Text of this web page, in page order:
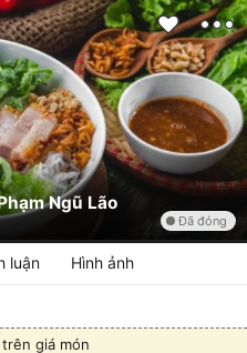
Ngũ Lão
Đã đóng
luận Hình ảnh
trên giá món